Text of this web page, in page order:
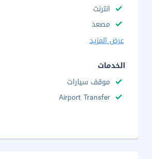
انترنت
مصعد
عرض المزيد
الخدمات
موقف سيارات
Airport Transfer